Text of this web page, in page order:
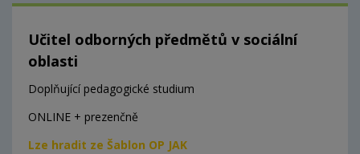
Učitel odborných předmětů v sociální
oblasti
Doplňující pedagogické studium
ONLINE + prezenčně
Lze hradit ze Šablon OP JAK